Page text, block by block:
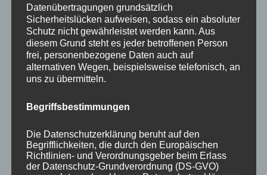
KATEGORIEN
Aktuelles vom MP
Allgemein
Impulse zur persönlichen Reflexion
Naturfoto-Blog
Datenübertragungen grundsätzlich
Sicherheitslücken aufweisen, sodass ein absoluter
Schutz nicht gewährleistet werden kann. Aus
diesem Grund steht es jeder betroffenen Person
frei, personenbezogene Daten auch auf
alternativen Wegen, beispielsweise telefonisch, an
uns zu übermitteln.
Begriffsbestimmungen
Die Datenschutzerklärung beruht auf den
Begrifflichkeiten, die durch den Europäischen
Richtlinien- und Verordnungsgeber beim Erlass
der Datenschutz-Grundverordnung (DS-GVO)